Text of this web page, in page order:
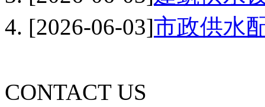
[2026-06-03]市政供水
CONTACT US